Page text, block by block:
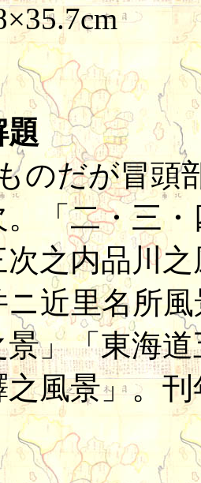
題
のだが冒頭
。「二・三
次之内品川
ニ近里名所
」「東海
之風景」。